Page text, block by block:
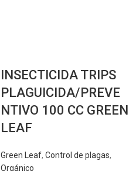
INSECTICIDA TRIPS
PLAGUICIDA/PREVE
NTIVO 100 CC GREEN
LEAF
Green Leaf, Control de plagas,
Orgánico